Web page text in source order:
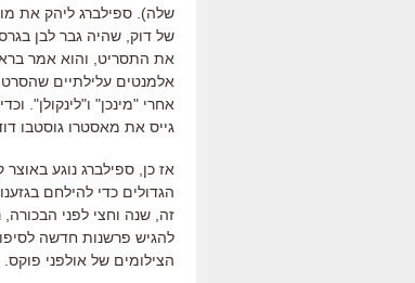
שלה). ספילברג ליהק את
של דוק שהיה גבר לבן
את התסריט
והוא אמר
אלמנטים עלילתיים
אחרי "מינכן" ו"לינקולן".
גייס את מאסטרו גוסטבו
אז כן ספילברג נוגע באוצר
הגדולים כדי להילחם
זה שנה וחצי לפני הבכורה
להגיש פרשנות חדשה
הצילומים של אולפני פוקס